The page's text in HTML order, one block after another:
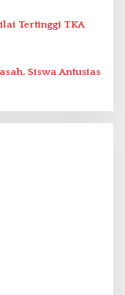
Tertinggi TKA
Siswa Antusias